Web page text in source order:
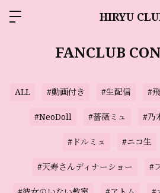
HIRYU
FANCLUB
ALL #動画付き #生配信 #
#NeoDoll #薔薇ミュ #乃
#ドルミュ #ニコ生
#天寿さんディナーショー #